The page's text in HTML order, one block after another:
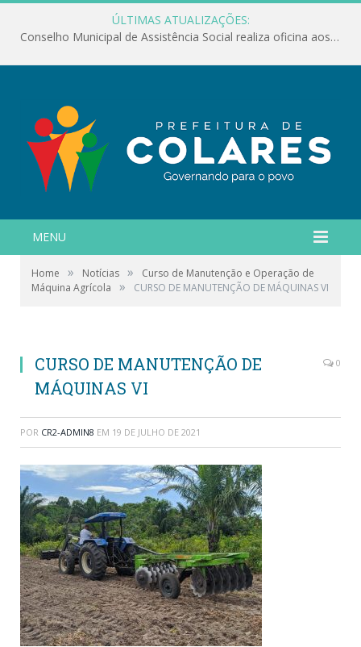
ÚLTIMAS ATUALIZAÇÕES:
Conselho Municipal de Assistência Social realiza oficina aos servidores
MENU
Home » Notícias »
Curso de Manutenção e Operação de
Máquina Agrícola
» CURSO DE MANUTENÇÃO DE MÁQUINAS VI
CURSO DE MANUTENÇÃO DE
MÁQUINAS VI
0
POR CR2-ADMIN8 EM 19 DE JULHO DE 2021